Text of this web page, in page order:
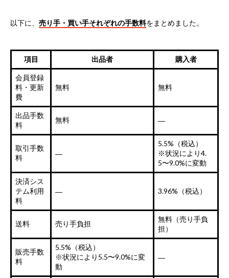
以下に、 売り手・買い手それぞれの手数料をまとめました。
項目 出品者 購入者
会員登録
料・更新
費
無料 無料
出品手数
料
無料 ―
取引手数
料
―
5.5%（税込）
※状況により4.
5〜9.0%に変動
決済シス
テム利用
料
― 3.96%（税込）
送料 売り手負担
無料（売り手負
担）
販売手数
料
5.5%（税込）
※状況により5.5〜9.0%に変
動
―